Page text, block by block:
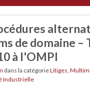
de domaine –
à l'OMPI
dans la catégorieLitiges
Industrielle